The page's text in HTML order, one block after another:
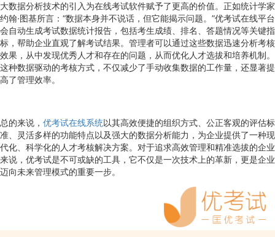
大数据分析技术的引入为在线考试软件赋予了更高的价值。正如统计学家
约翰·图基所言：“数据本身并不说话，但它能揭示问题。”优考试在线平台
会自动生成考试数据统计报告，包括考生成绩、排名、答题情况等关键指
标，帮助企业直观了解考试结果。管理者可以通过这些数据迅速分析考核
效果，从中发现优秀人才和存在的问题，从而优化人才选拔和培养机制。
这种数据驱动的考核方式，不仅减少了手动收集数据的工作量，还显著提
高了管理效率。
总的来说， 优考试在线系统以其高效便捷的组织方式、公正客观的评估标
准、灵活多样的功能特点以及强大的数据分析能力，为企业提供了一种现
代化、科学化的人才考核解决方案。对于追求高效管理和精准选拔的企业
来说，优考试是不可或缺的工具，它不仅是一次技术上的革新，更是企业
迈向未来管理模式的重要一步。